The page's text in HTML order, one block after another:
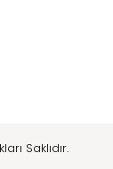
Saklıdır.